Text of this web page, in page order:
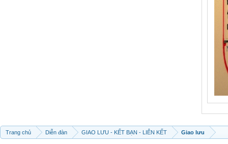
Trang chủ Diễn đàn GIAO LƯU - KẾT BẠN - LIÊN KẾT Giao lưu